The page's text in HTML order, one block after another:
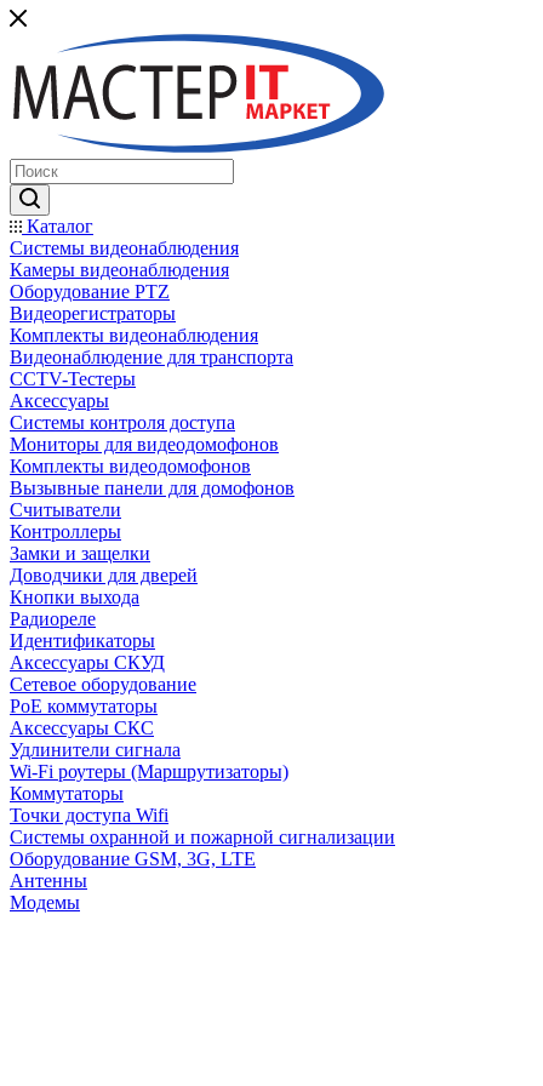
Каталог
Системы видеонаблюдения
Камеры видеонаблюдения
Оборудование PTZ
Видеорегистраторы
Комплекты видеонаблюдения
Видеонаблюдение для транспорта
CCTV-Тестеры
Аксессуары
Системы контроля доступа
Мониторы для видеодомофонов
Комплекты видеодомофонов
Вызывные панели для домофонов
Считыватели
Контроллеры
Замки и защелки
Доводчики для дверей
Кнопки выхода
Радиореле
Идентификаторы
Аксессуары СКУД
Сетевое оборудование
PoE коммутаторы
Аксессуары СКС
Удлинители сигнала
Wi-Fi роутеры (Маршрутизаторы)
Коммутаторы
Точки доступа Wifi
Системы охранной и пожарной сигнализации
Оборудование GSM, 3G, LTE
Антенны
Модемы